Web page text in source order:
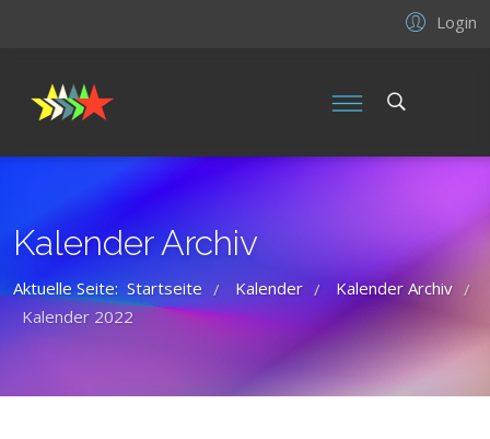
Login
Kalender Archiv
Aktuelle Seite: Startseite / Kalender / Kalender Archiv /
Kalender 2022